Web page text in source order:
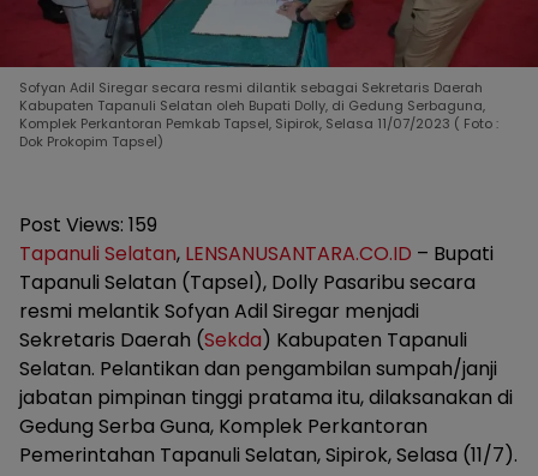
Sofyan Adil Siregar secara resmi dilantik sebagai Sekretaris Daerah
Kabupaten Tapanuli Selatan oleh Bupati Dolly, di Gedung Serbaguna,
Komplek Perkantoran Pemkab Tapsel, Sipirok, Selasa 11/07/2023 ( Foto :
Dok Prokopim Tapsel)
Post Views: 159
Tapanuli Selatan, LENSANUSANTARA.CO.ID – Bupati
Tapanuli Selatan (Tapsel), Dolly Pasaribu secara
resmi melantik Sofyan Adil Siregar menjadi
Sekretaris Daerah (Sekda) Kabupaten Tapanuli
Selatan. Pelantikan dan pengambilan sumpah/janji
jabatan pimpinan tinggi pratama itu, dilaksanakan di
Gedung Serba Guna, Komplek Perkantoran
Pemerintahan Tapanuli Selatan, Sipirok, Selasa (11/7).